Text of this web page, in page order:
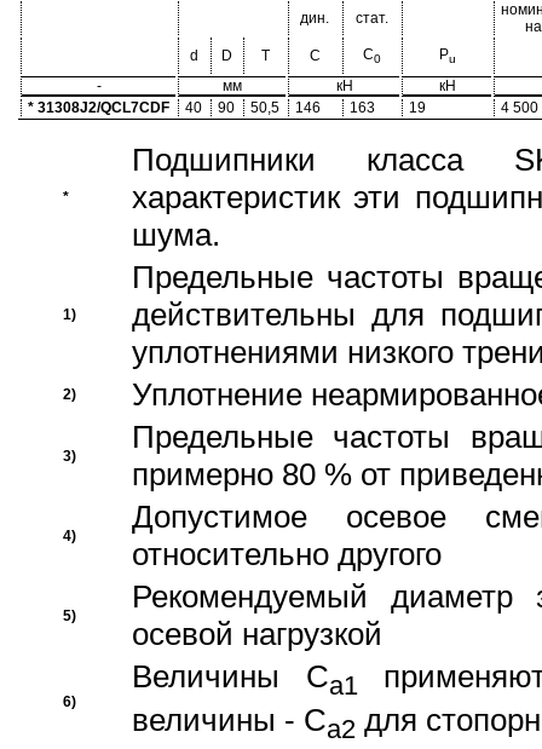
дин. стат.
d
D T C C0 Pu
- мм кН
кН
* 31308J2/QCL7CDF
40 90 50,5 146 163 19 4 500
*
Подшипники класса
характеристик эти
шума.
1)
Предельные частоты
действительны для
уплотнениями низкого
2) Уплотнение
3)
Предельные частоты
примерно 80 % от
4)
Допустимое осевое
относительно другого
5)
Рекомендуемый диаметр
осевой нагрузкой
6)
Величины Ca1
величины - Ca2 для